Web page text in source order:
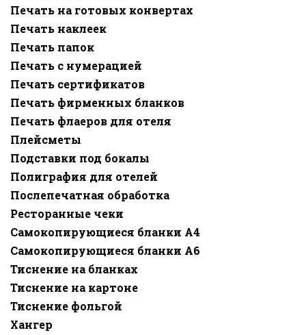
Печать на готовых конвертах
Печать наклеек
Печать папок
Печать с нумерацией
Печать сертификатов
Печать фирменных бланков
Печать флаеров для отеля
Плейсметы
Подставки под бокалы
Полиграфия для отелей
Послепечатная обработка
Ресторанные чеки
Самокопирующиеся бланки A4
Самокопирующиеся бланки A6
Тиснение на бланках
Тиснение на картоне
Тиснение фольгой
Хангер